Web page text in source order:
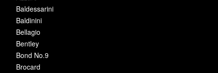
Baldessarini
Baldinini
Bellagio
Bentley
Bond No.9
Brocard